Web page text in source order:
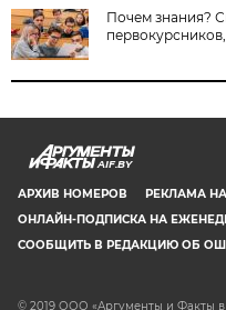
Почем знания?
AIF.BY
АРХИВ НОМЕРОВ РЕКЛАМА
ОНЛАЙН-ПОДПИСКА НА
СООБЩИТЬ В РЕДАКЦИЮ ОБ
© 2019 ООО «Аргументы и Факты в